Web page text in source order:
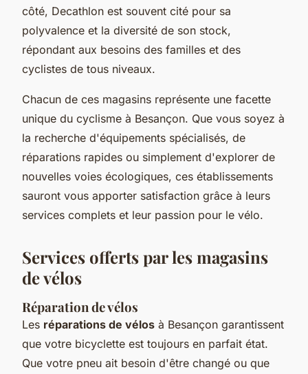
côté, Decathlon est souvent cité pour sa
polyvalence et la diversité de son stock,
répondant aux besoins des familles et des
cyclistes de tous niveaux.
Chacun de ces magasins représente une facette
unique du cyclisme à Besançon. Que vous soyez à
la recherche d'équipements spécialisés, de
réparations rapides ou simplement d'explorer de
nouvelles voies écologiques, ces établissements
sauront vous apporter satisfaction grâce à leurs
services complets et leur passion pour le vélo.
Services offerts par les magasins
de vélos
Réparation de vélos
Les réparations de vélos à Besançon garantissent
que votre bicyclette est toujours en parfait état.
Que votre pneu ait besoin d'être changé ou que